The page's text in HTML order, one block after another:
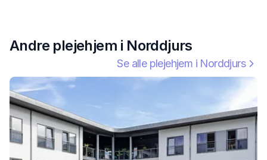
Andre plejehjem i Norddjurs
Se alle plejehjem i Norddjurs